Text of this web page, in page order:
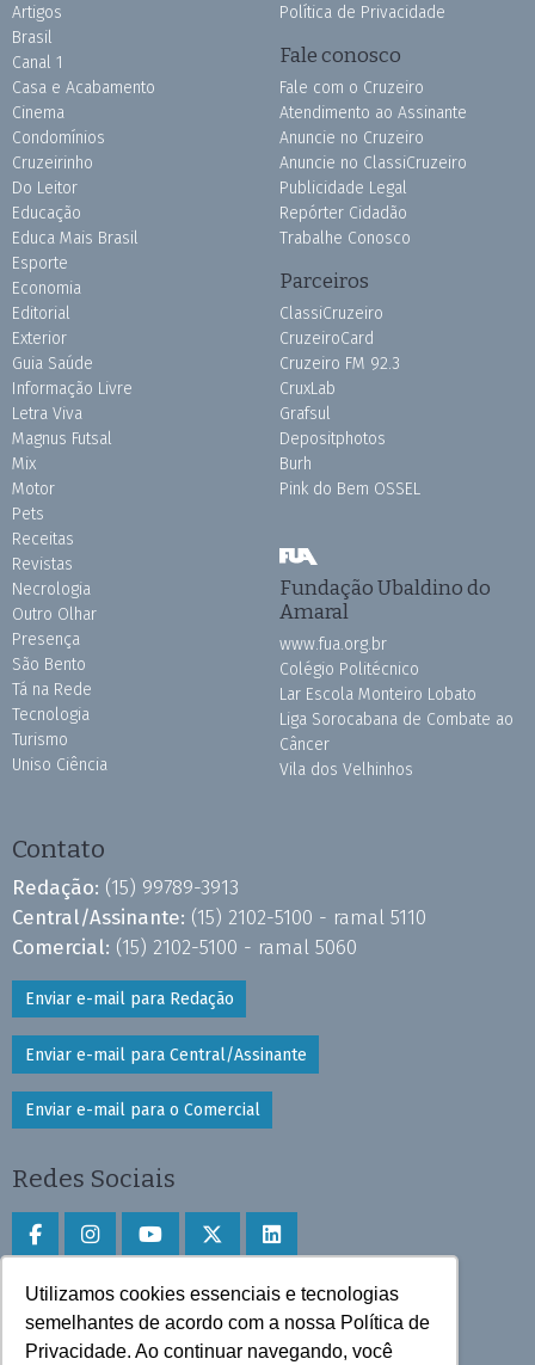
Utilizamos cookies essenciais e tecnologias
semelhantes de acordo com a nossa Política de
Privacidade. Ao continuar navegando, você
Artigos
Brasil
Canal 1
Casa e Acabamento
Cinema
Condomínios
Cruzeirinho
Do Leitor
Educação
Educa Mais Brasil
Esporte
Economia
Editorial
Exterior
Guia Saúde
Informação Livre
Letra Viva
Magnus Futsal
Mix
Motor
Pets
Receitas
Revistas
Necrologia
Outro Olhar
Presença
São Bento
Tá na Rede
Tecnologia
Turismo
Uniso Ciência
Política de Privacidade
Fale conosco
Fale com o Cruzeiro
Atendimento ao Assinante
Anuncie no Cruzeiro
Anuncie no ClassiCruzeiro
Publicidade Legal
Repórter Cidadão
Trabalhe Conosco
Parceiros
ClassiCruzeiro
CruzeiroCard
Cruzeiro FM 92.3
CruxLab
Grafsul
Depositphotos
Burh
Pink do Bem OSSEL
Fundação Ubaldino do
Amaral
www.fua.org.br
Colégio Politécnico
Lar Escola Monteiro Lobato
Liga Sorocabana de Combate ao
Câncer
Vila dos Velhinhos
Contato
Redação: (15) 99789-3913
Central/Assinante: (15) 2102-5100 - ramal 5110
Comercial: (15) 2102-5100 - ramal 5060
Enviar e-mail para Redação
Enviar e-mail para Central/Assinante
Enviar e-mail para o Comercial
Redes Sociais
Faça download do aplicativo
Play Store e App Store